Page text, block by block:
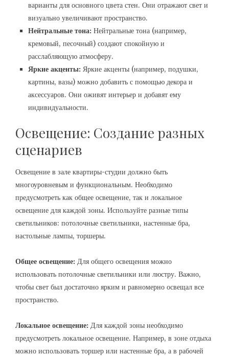
варианты для основного цвета стен. Они отражают свет и
визуально увеличивают пространство.
Нейтральные тона: Нейтральные тона (например,
кремовый, песочный) создают спокойную и
расслабляющую атмосферу.
Яркие акценты: Яркие акценты (например, подушки,
картины, вазы) можно добавить с помощью декора и
аксессуаров. Они оживят интерьер и добавят ему
индивидуальности.
Освещение: Создание разных
сценариев
Освещение в зале квартиры-студии должно быть
многоуровневым и функциональным. Необходимо
предусмотреть как общее освещение, так и локальное
освещение для каждой зоны. Используйте разные типы
светильников: потолочные светильники, настенные бра,
настольные лампы, торшеры.
Общее освещение: Для общего освещения можно
использовать потолочные светильники или люстру. Важно,
чтобы свет был достаточно ярким и равномерно освещал все
пространство.
Локальное освещение: Для каждой зоны необходимо
предусмотреть локальное освещение. Например, в зоне отдыха
можно использовать торшер или настенные бра, а в рабочей